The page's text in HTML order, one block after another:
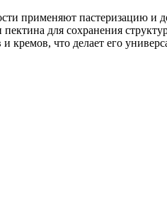
применяют пастеризацию и
для сохранения
кремов, что делает его